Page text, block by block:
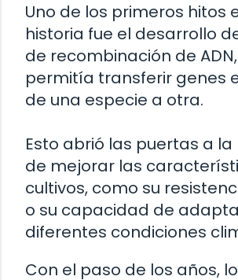
Uno de los primeros hitos
historia fue el desarrollo
de recombinación de
permitía transferir genes
de una especie a otra.
Esto abrió las puertas a
de mejorar las
cultivos, como su
o su capacidad de
diferentes condiciones
Con el paso de los años,